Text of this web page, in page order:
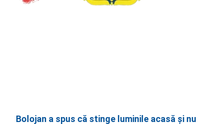
Bolojan a spus că stinge luminile acasă și nu